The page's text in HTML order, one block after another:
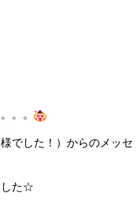
。。
でした！）からのメッセ
した☆